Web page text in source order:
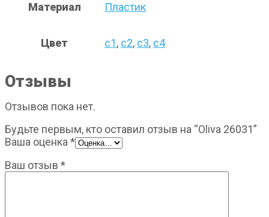
Материал Пластик
Цвет с1, с2, с3, с4
Отзывы
Отзывов пока нет.
Будьте первым, кто оставил отзыв на “Oliva 26031”
Ваша оценка*
Ваш отзыв *